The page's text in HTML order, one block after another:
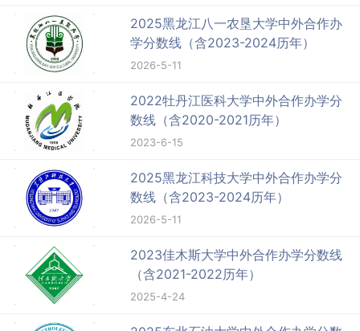
2025黑龙江八一农垦大学中外合作办
学分数线（含2023-2024历年）
2026-5-11
2022牡丹江医科大学中外合作办学分
数线（含2020-2021历年）
2023-6-15
2025黑龙江科技大学中外合作办学分
数线（含2023-2024历年）
2026-5-11
2023佳木斯大学中外合作办学分数线
（含2021-2022历年）
2025-4-24